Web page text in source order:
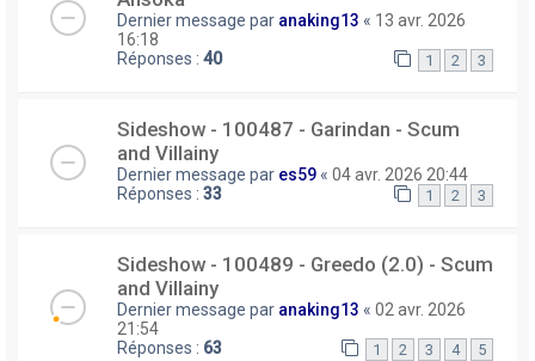
Dernier message par anaking13 « 13 avr. 2026
16:18
Réponses : 40 1 2 3
Sideshow - 100487 - Garindan - Scum
and Villainy
Dernier message par es59 « 04 avr. 2026 20:44
Réponses : 33 1 2 3
Sideshow - 100489 - Greedo (2.0) - Scum
and Villainy
Dernier message par anaking13 « 02 avr. 2026
21:54
Réponses : 63 1 2 3 4 5